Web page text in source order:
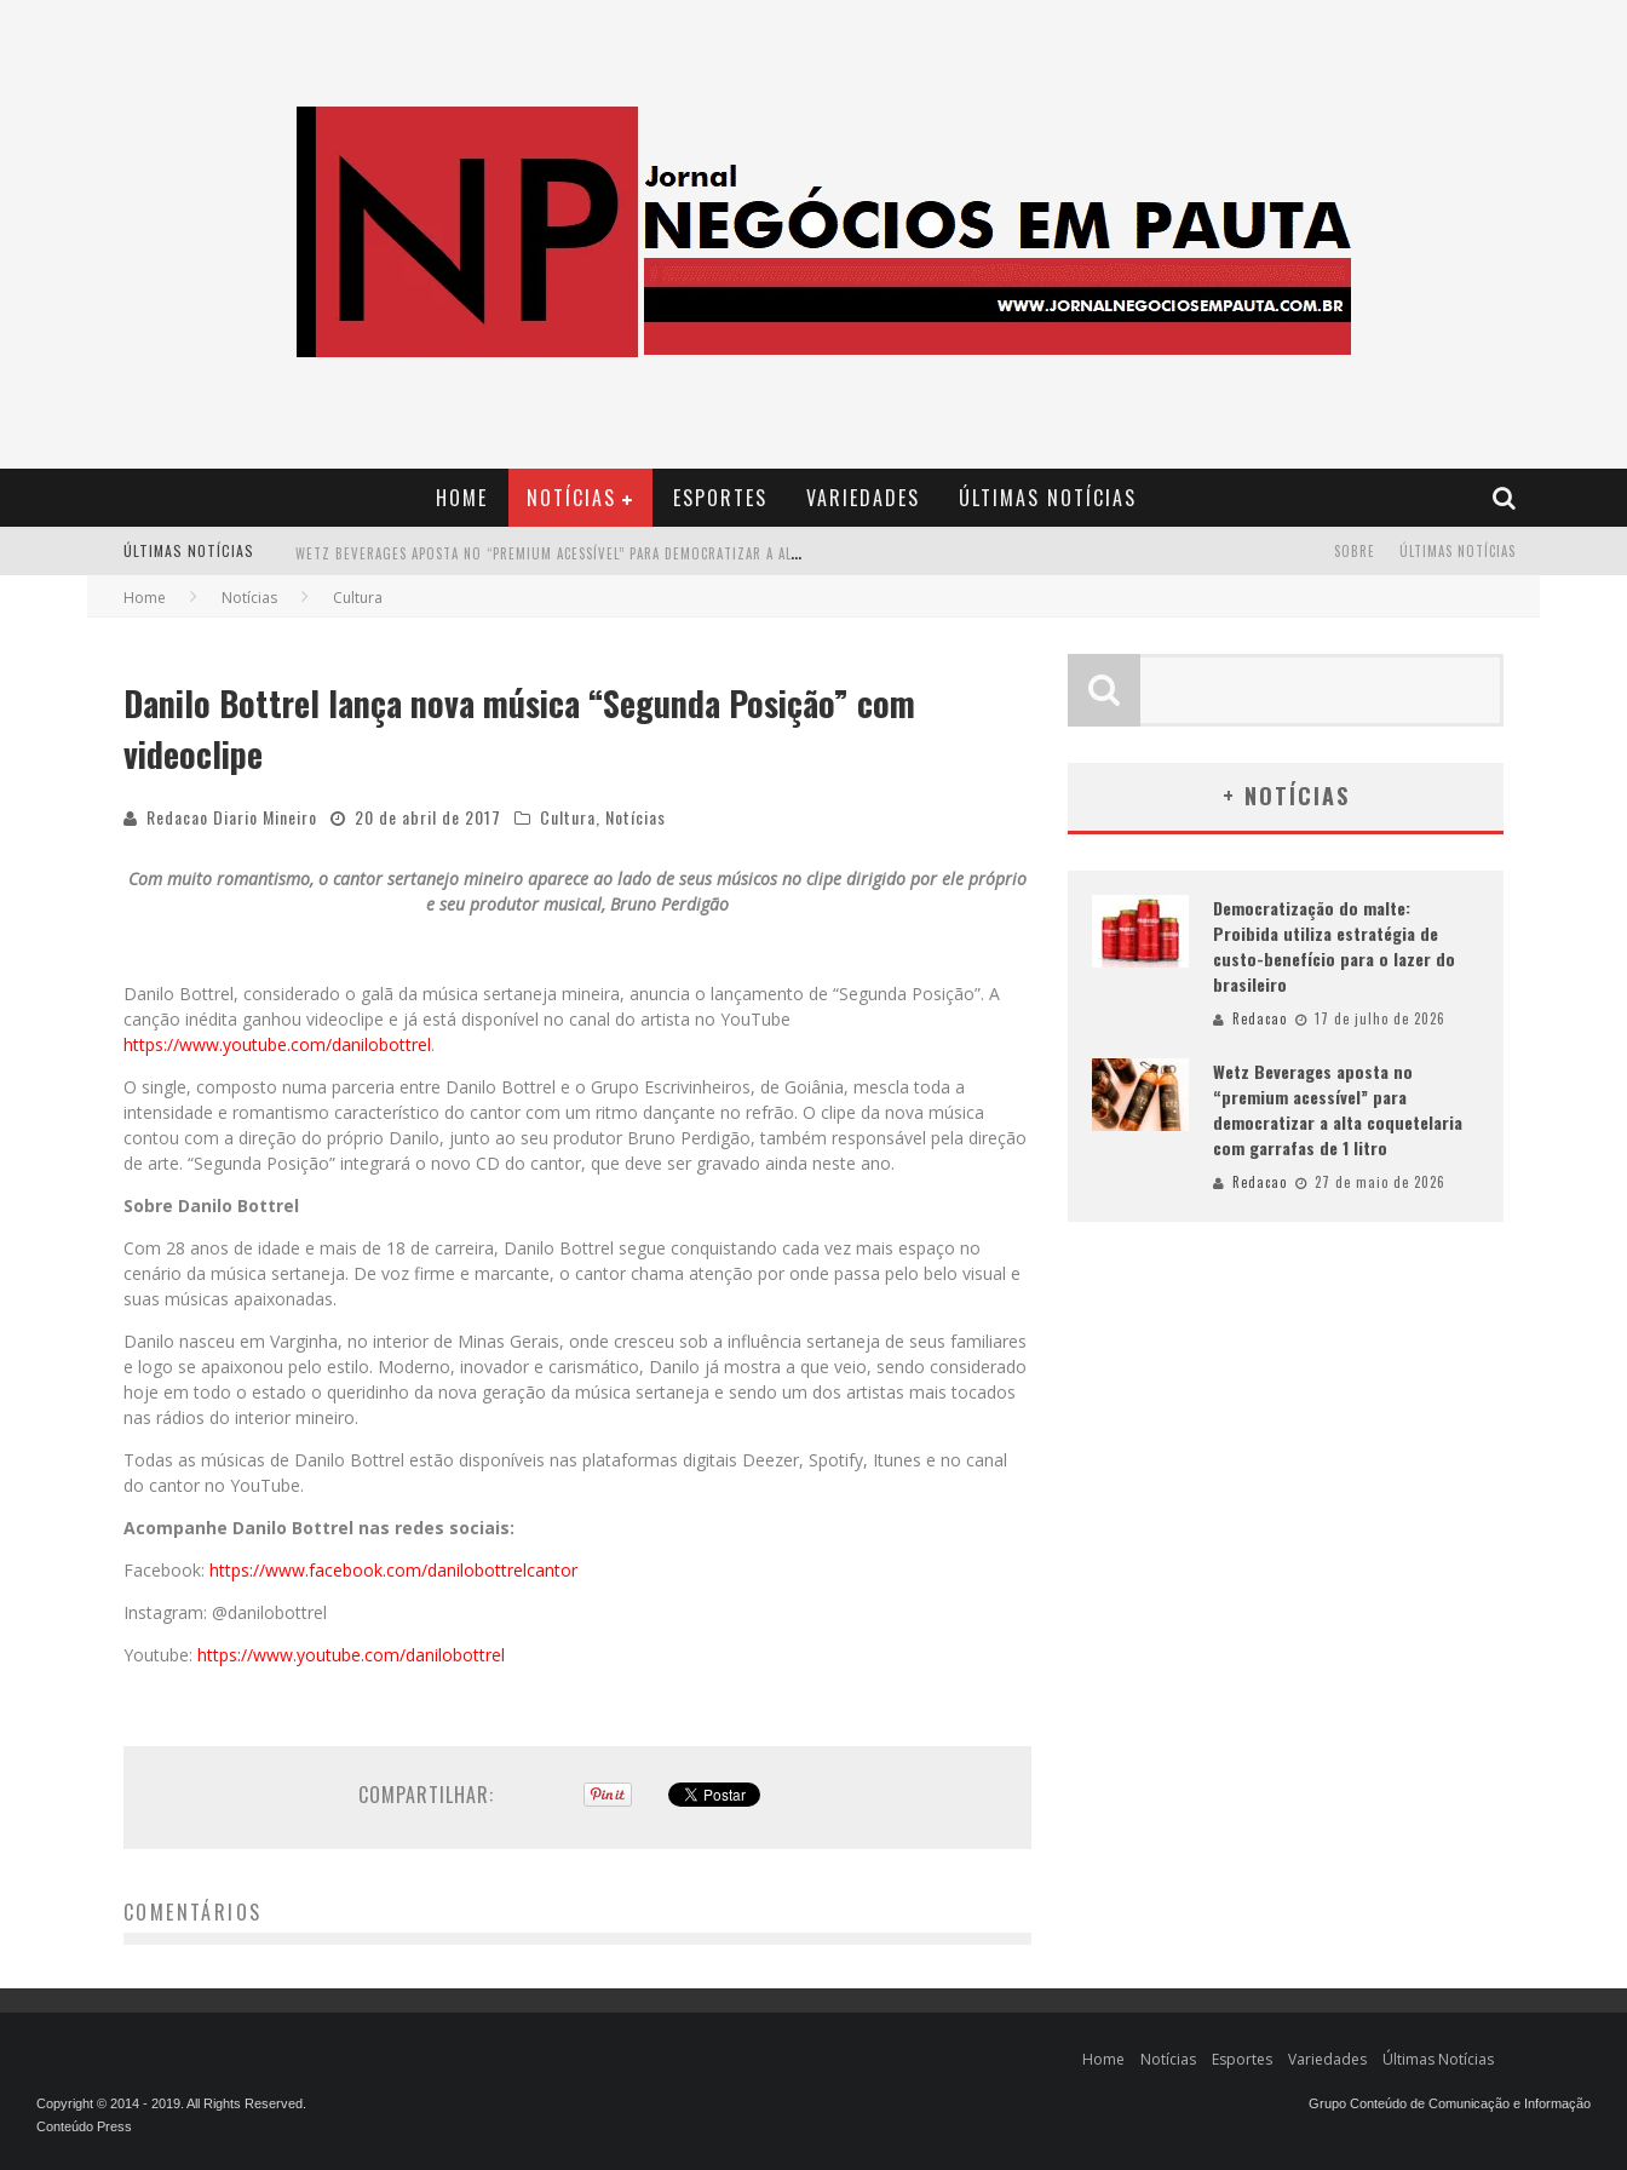
HOME NOTÍCIAS ESPORTES VARIEDADES ÚLTIMAS NOTÍCIAS
ÚLTIMAS NOTÍCIAS W
ETZ BEVERAGES APOSTA NO “PREMIUM ACESSÍVEL” PARA DEMOCRATIZAR A ALTA COQUETELARIA COM GARRAFAS DE 1 LITRO
D
EMOCRATIZAÇÃO DO MALTE: PROIBIDA UTILIZA ESTRATÉGIA DE CUSTO-BENEFÍCIO PARA O LAZER DO BRASILEIRO
ÚLTIMAS NOTÍCIAS
SOBRE
Home Notícias Cultura
Danilo Bottrel lança nova música “Segunda Posição” com
videoclipe
Redacao Diario Mineiro 20 de abril de 2017 Cultura Notícias
Com muito romantismo, o cantor sertanejo mineiro aparece ao lado de seus músicos no clipe dirigido por ele próprio
e seu produtor musical, Bruno Perdigão
Danilo Bottrel, considerado o galã da música sertaneja mineira, anuncia o lançamento de “Segunda Posição”. A
canção inédita ganhou videoclipe e já está disponível no canal do artista no YouTube
https://www.youtube.com/danilobottrel.
O single, composto numa parceria entre Danilo Bottrel e o Grupo Escrivinheiros, de Goiânia, mescla toda a
intensidade e romantismo característico do cantor com um ritmo dançante no refrão. O clipe da nova música
contou com a direção do próprio Danilo, junto ao seu produtor Bruno Perdigão, também responsável pela direção
de arte. “Segunda Posição” integrará o novo CD do cantor, que deve ser gravado ainda neste ano.
Sobre Danilo Bottrel
Com 28 anos de idade e mais de 18 de carreira, Danilo Bottrel segue conquistando cada vez mais espaço no
cenário da música sertaneja. De voz firme e marcante, o cantor chama atenção por onde passa pelo belo visual e
suas músicas apaixonadas.
Danilo nasceu em Varginha, no interior de Minas Gerais, onde cresceu sob a influência sertaneja de seus familiares
e logo se apaixonou pelo estilo. Moderno, inovador e carismático, Danilo já mostra a que veio, sendo considerado
hoje em todo o estado o queridinho da nova geração da música sertaneja e sendo um dos artistas mais tocados
nas rádios do interior mineiro.
Todas as músicas de Danilo Bottrel estão disponíveis nas plataformas digitais Deezer, Spotify, Itunes e no canal
do cantor no YouTube.
Acompanhe Danilo Bottrel nas redes sociais:
Facebook: https://www.facebook.com/danilobottrelcantor
Instagram: @danilobottrel
Youtube: https://www.youtube.com/danilobottrel
COMPARTILHAR:
COMENTÁRIOS
+ NOTÍCIAS
Democratização do malte:
Proibida utiliza estratégia de
custo-benefício para o lazer do
brasileiro
Redacao 17 de julho de 2026
Wetz Beverages aposta no
“premium acessível” para
democratizar a alta coquetelaria
com garrafas de 1 litro
Redacao 27 de maio de 2026
Home Notícias Esportes Variedades Últimas Notícias
Copyright © 2014 - 2019. All Rights Reserved.
Conteúdo Press
Grupo Conteúdo de Comunicação e Informação